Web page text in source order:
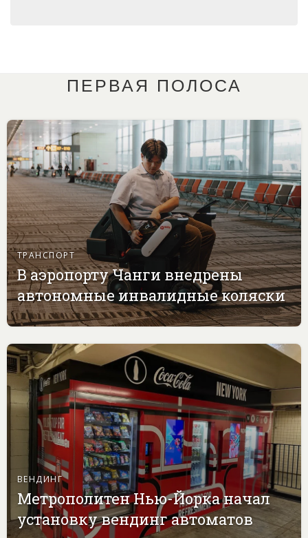
ПЕРВАЯ ПОЛОСА
ТРАНСПОРТ
В аэропорту Чанги внедрены
автономные инвалидные коляски
ВЕНДИНГ
Метрополитен Нью-Йорка начал
установку вендинг автоматов